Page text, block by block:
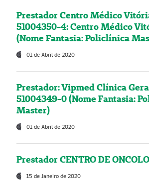
Prestador Centro Médico
51004350-4: Centro Médico
(Nome Fantasia: Policlínica
01 de Abril de 2020
Prestador: Vipmed Clínica
51004349-0 (Nome Fantasia:
Master)
01 de Abril de 2020
Prestador CENTRO DE
15 de Janeiro de 2020